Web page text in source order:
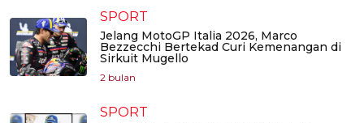
SPORT
Jelang MotoGP Italia 2026, Marco
Bezzecchi Bertekad Curi Kemenangan di
Sirkuit Mugello
2 bulan
SPORT